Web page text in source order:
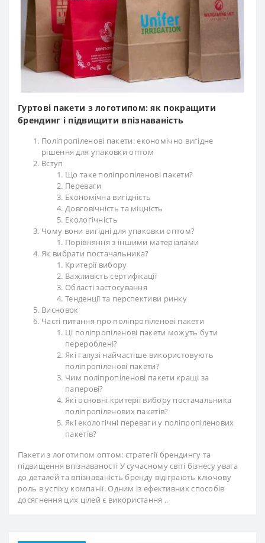
Гуртові пакети з логотипом: як покращити
брендинг і підвищити впізнаваність
Поліпропіленові пакети: економічно вигідне
рішення для упаковки оптом
Вступ
Що таке поліпропіленові пакети?
Переваги
Економічна вигідність
Довговічність та міцність
Екологічність
Чому вони вигідні для упаковки оптом?
Порівняння з іншими матеріалами
Як вибрати постачальника?
Критерії вибору
Важливість сертифікації
Області застосування
Тенденції та перспективи ринку
Висновок
Часті питання про поліпропіленові пакети
Ці поліпропіленові пакети можуть бути
перероблені?
Які галузі найчастіше використовують
поліпропіленові пакети?
Чим поліпропіленові пакети кращі за
паперові?
Які основні критерії вибору постачальника
поліпропіленових пакетів?
Які екологічні переваги у поліпропіленових
пакетів?
Пакети з логотипом оптом: стратегії брендингу та
підвищення впізнаваності У сучасному світі бізнесу увага
до деталей та впізнаваність бренду відіграють ключову
роль в успіху компанії. Одним із ефективних способів
досягнення цих цілей є використання ..